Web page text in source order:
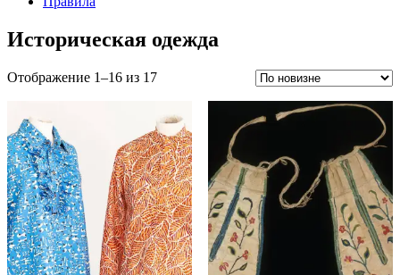
Историческая одежда
Отображение 1–16 из 17Сортировка: